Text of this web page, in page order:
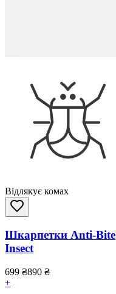
Відлякує комах
Шкарпетки Anti-Bite
Insect
699 ₴890 ₴
+